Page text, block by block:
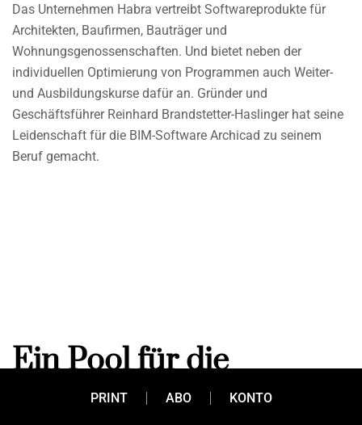
Das Unternehmen Habra vertreibt Softwareprodukte für
Architekten, Baufirmen, Bauträger und
Wohnungsgenossenschaften. Und bietet neben der
individuellen Optimierung von Programmen auch Weiter-
und Ausbildungskurse dafür an. Gründer und
Geschäftsführer Reinhard Brandstetter-Haslinger hat seine
Leidenschaft für die BIM-Software Archicad zu seinem
Beruf gemacht.
Ein Pool für die
Ewigkeit
PRINT ABO KONTO